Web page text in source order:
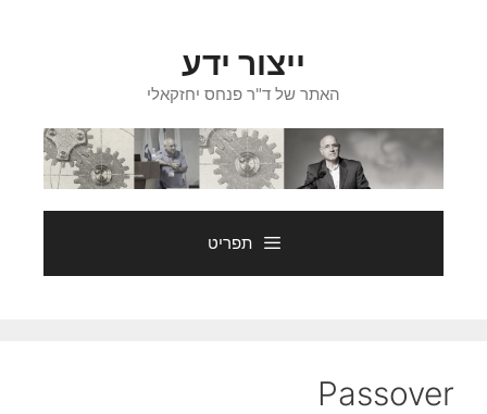
ייצור ידע
האתר של ד"ר פנחס יחזקאלי
תפריט
Passover